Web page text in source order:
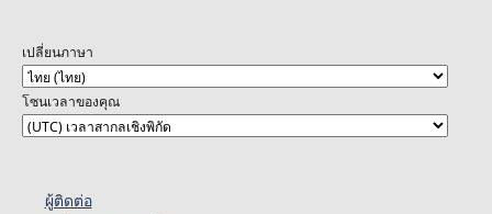
เปลี่ยนภาษา
โซนเวลาของคุณ
ผู้ติดต่อ